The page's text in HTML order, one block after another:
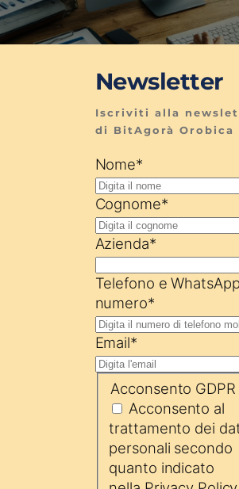
Newsletter
Iscriviti alla
di BitAgorà Orobica
Nome*
Cognome*
Azienda*
Telefono e
numero*
Email*
Acconsento GDPR
Acconsento al
trattamento dei
personali secondo
quanto indicato